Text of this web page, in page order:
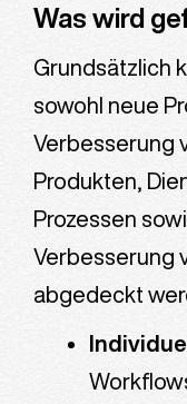
Was wird
Grundsätzlich
sowohl neue
Verbesserung
Produkten,
Prozessen
Verbesserung
abgedeckt